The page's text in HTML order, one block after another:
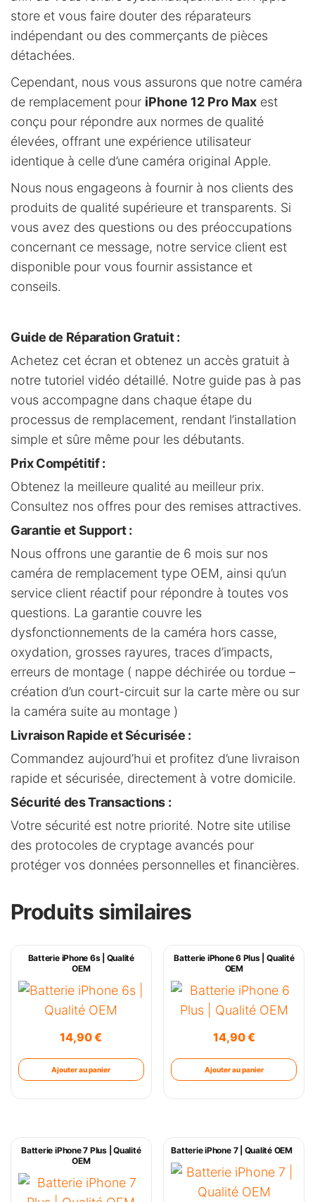
store et vous faire douter des réparateurs
indépendant ou des commerçants de pièces
détachées.
Cependant, nous vous assurons que notre caméra
de remplacement pour iPhone 12 Pro Max est
conçu pour répondre aux normes de qualité
élevées, offrant une expérience utilisateur
identique à celle d’une caméra original Apple.
Nous nous engageons à fournir à nos clients des
produits de qualité supérieure et transparents. Si
vous avez des questions ou des préoccupations
concernant ce message, notre service client est
disponible pour vous fournir assistance et
conseils.
Guide de Réparation Gratuit:
Achetez cet écran et obtenez un accès gratuit à
notre tutoriel vidéo détaillé. Notre guide pas à pas
vous accompagne dans chaque étape du
processus de remplacement, rendant l’installation
simple et sûre même pour les débutants.
Prix Compétitif:
Obtenez la meilleure qualité au meilleur prix.
Consultez nos offres pour des remises attractives.
Garantie et Support:
Nous offrons une garantie de 6 mois sur nos
caméra de remplacement type OEM, ainsi qu’un
service client réactif pour répondre à toutes vos
questions. La garantie couvre les
dysfonctionnements de la caméra hors casse,
oxydation, grosses rayures, traces d’impacts,
erreurs de montage ( nappe déchirée ou tordue –
création d’un court-circuit sur la carte mère ou sur
la caméra suite au montage )
Livraison Rapide et Sécurisée :
Commandez aujourd’hui et profitez d’une livraison
rapide et sécurisée, directement à votre domicile.
Sécurité des Transactions :
Votre sécurité est notre priorité. Notre site utilise
des protocoles de cryptage avancés pour
protéger vos données personnelles et financières.
Produits similaires
Batterie iPhone 6s | Qualité
OEM
14,90€
Ajouter au panier
Batterie iPhone 6 Plus | Qualité
OEM
14,90€
Ajouter au panier
Batterie iPhone 7 Plus | Qualité
OEM
Batterie iPhone 7 | Qualité OEM